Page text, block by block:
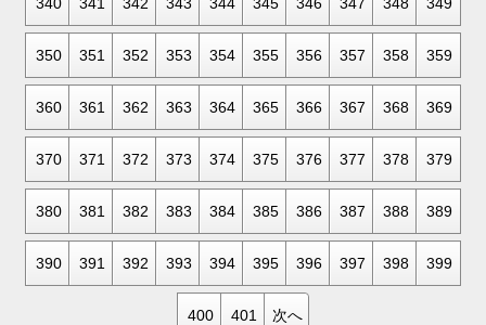
350 351 352 353 354 355 356 357 358 359
360 361 362 363 364 365 366 367 368 369
370 371 372 373 374 375 376 377 378 379
380 381 382 383 384 385 386 387 388 389
390 391 392 393 394 395 396 397 398 399
400 401 次へ